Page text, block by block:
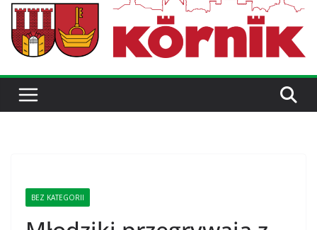
BEZ KATEGORII